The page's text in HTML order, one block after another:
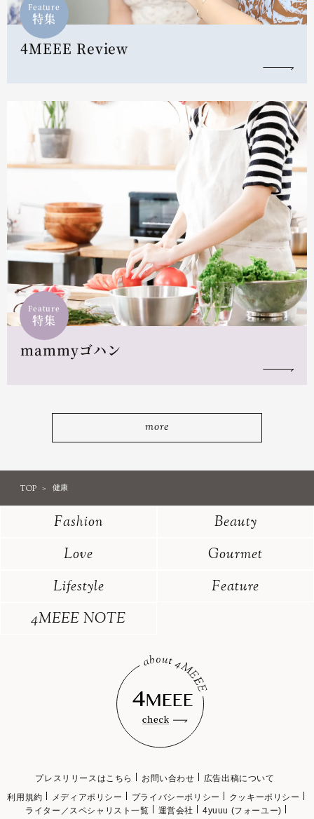
Feature
特集
4MEEE Review
Feature
特集
mammyゴハン
more
TOP 健康
Fashion
Beauty
Love
Gourmet
Lifestyle
Feature
4MEEE NOTE
プレスリリースはこちら お問い合わせ
広告出稿について
利用規約
メディアポリシー プライバシーポリシー
クッキーポリシー
ライター／スペシャリスト一覧
運営会社 4yuuu (フォーユー)